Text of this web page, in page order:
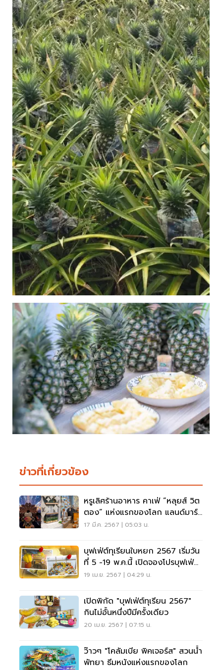
ข่าวที่เกี่ยวข้อง
หรูเลิศร้านอาหาร คาเฟ่ ”หลุยส์ วิต
ตอง” แห่งแรกของโลก แลนด์มาร์
กใหม่กรุงเทพฯ
17 มี.ค. 2567 | 05:03 น.
บุฟเฟ่ต์ทุเรียนใบหยก 2567 เริ่มวัน
ที่ 5 -19 พ.ค.นี้ เปิดจองโปรบุฟเฟ่ต์
แล้ว
19 เม.ย. 2567 | 04:29 น.
เปิดพิกัด "บุฟเฟ่ต์ทุเรียน 2567"
กินไม่อั้นหนึ่งปีมีครั้งเดียว
20 เม.ย. 2567 | 07:15 น.
ว๊าวๆ "โคลัมเบีย พิคเจอร์ส" สวนน้ำ
พัทยา ธีมหนังแห่งแรกของโลก